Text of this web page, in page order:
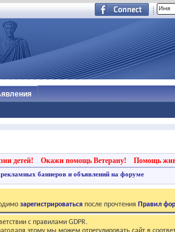
детей! Окажи помощь Ветерану! Помощь
баннеров и объявлений на форуме
зарегистрироваться после прочтения Правил
с правилами GDPR.